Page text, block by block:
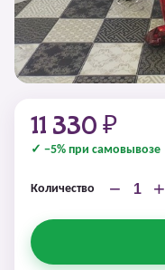
11 330 ₽
✓ −5% при самовывозе
Количество − +